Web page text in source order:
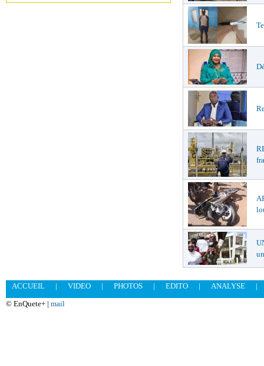
ACCUEIL | VIDEO | PHOTOS | EDITO | ANALYSE
|
© EnQuete+ | mail